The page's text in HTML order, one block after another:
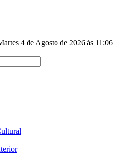
4 de Agosto de 2026 ás 11:06